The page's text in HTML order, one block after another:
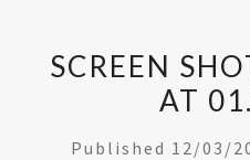
SCREEN
AT
Published 12/03/